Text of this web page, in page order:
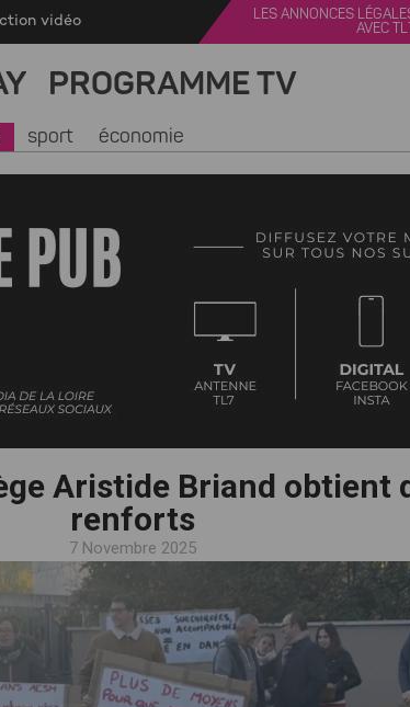
vidéo
LES ANNONCES
AVEC
PROGRAMME TV
sport économie
Aristide Briand obtient
renforts
7 Novembre 2025